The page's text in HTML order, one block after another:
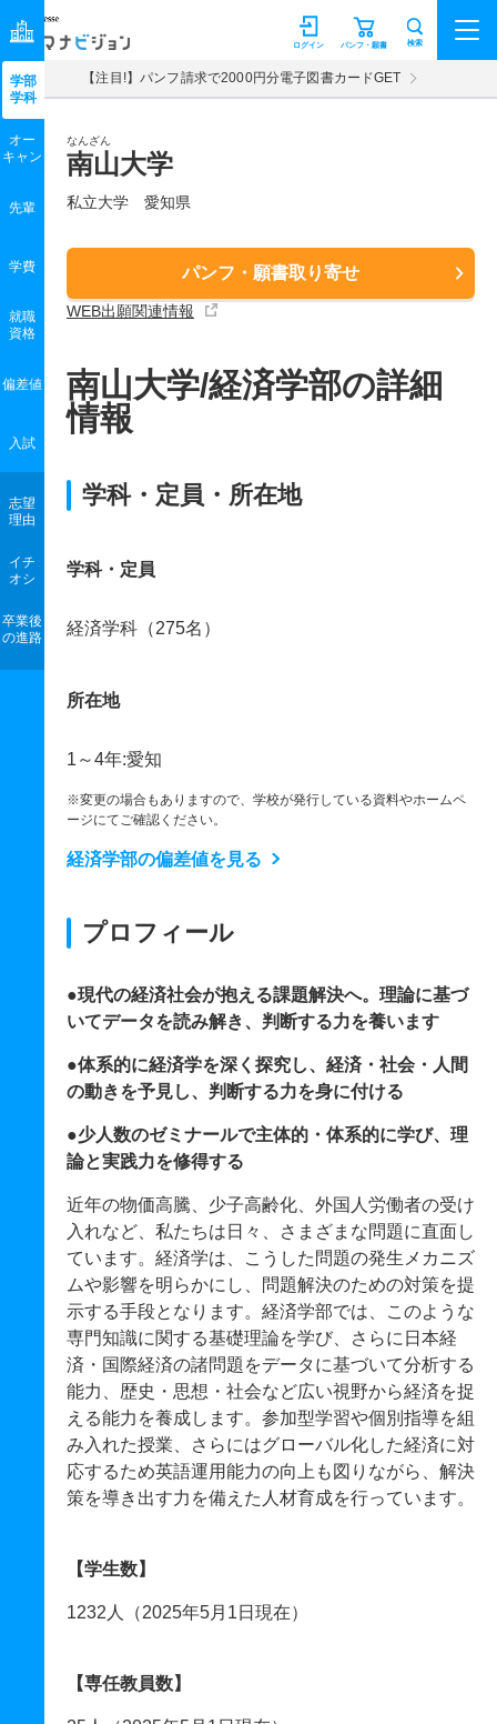
マナビジョン パンフ・願書
ログイン 検索
【注目!】パンフ請求で2000円分電子図書カードGET
なんざん
南山大学
私立大学 愛知県
パンフ・願書取り寄せ
WEB出願関連情報
学部
学科
オー
キャン
先輩
学費
就職
資格
偏差値
入試
志望
理由
イチ
オシ
卒業後
の進路
南山大学/経済学部の詳細
情報
学科・定員・所在地
学科・定員
経済学科（275名）
所在地
1～4年:愛知
※変更の場合もありますので、学校が発行している資料やホームペ
ージにてご確認ください。
経済学部の偏差値を見る
プロフィール
●現代の経済社会が抱える課題解決へ。理論に基づ
いてデータを読み解き、判断する力を養います
●体系的に経済学を深く探究し、経済・社会・人間
の動きを予見し、判断する力を身に付ける
●少人数のゼミナールで主体的・体系的に学び、理
論と実践力を修得する
近年の物価高騰、少子高齢化、外国人労働者の受け
入れなど、私たちは日々、さまざまな問題に直面し
ています。経済学は、こうした問題の発生メカニズ
ムや影響を明らかにし、問題解決のための対策を提
示する手段となります。経済学部では、このような
専門知識に関する基礎理論を学び、さらに日本経
済・国際経済の諸問題をデータに基づいて分析する
能力、歴史・思想・社会など広い視野から経済を捉
える能力を養成します。参加型学習や個別指導を組
み入れた授業、さらにはグローバル化した経済に対
応するため英語運用能力の向上も図りながら、解決
策を導き出す力を備えた人材育成を行っています。
【学生数】
1232人（2025年5月1日現在）
【専任教員数】